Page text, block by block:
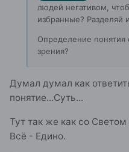
людей негативом,
избранные? Разделяй
Определение понятия
зрения?
Думал думал как
понятие...Суть...
Тут так же как со
Всё - Едино.